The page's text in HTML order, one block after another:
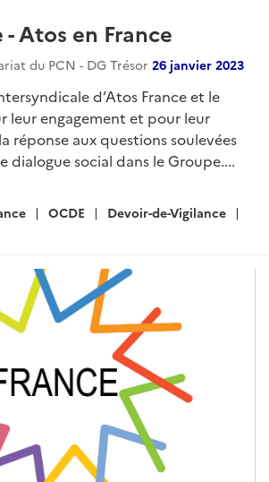
- Atos en France
du PCN - DG Trésor 26 janvier 2023
d’Atos France et le
leur engagement et pour leur
réponse aux questions soulevées
dialogue social dans le Groupe....
OCDE
Devoir-de-Vigilance